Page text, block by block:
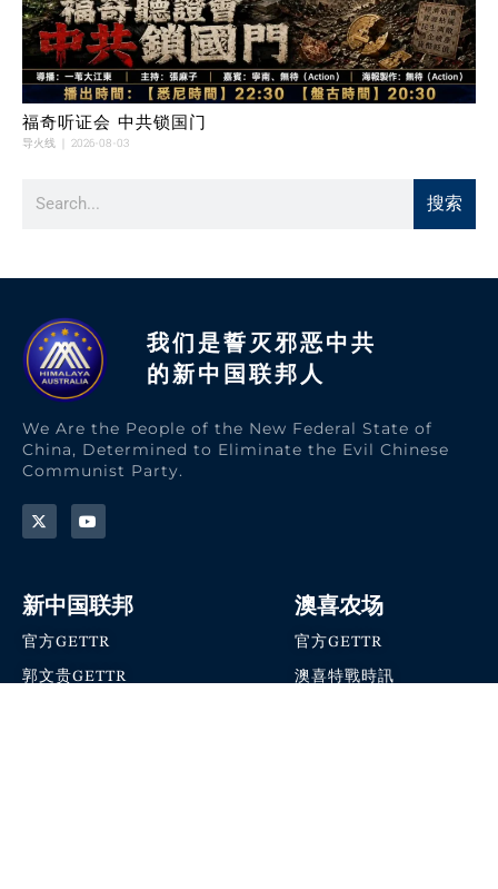
福奇听证会 中共锁国门
导火线 2026-08-03
搜索
我们是誓灭邪恶中共
的新中国联邦人​
We Are the People of the New Federal State of
China, Determined to Eliminate the Evil Chinese
Communist Party.
新中国联邦
官方GETTR
郭文贵GETTR
澳喜农场
官方GETTR
澳喜特戰時訊